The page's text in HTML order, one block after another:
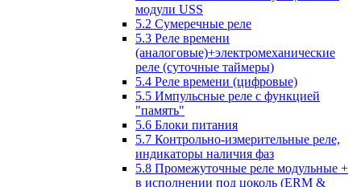
модули USS
5.2 Сумеречные реле
5.3 Реле времени
(аналоговые)+электромеханические
реле (суточные таймеры)
5.4 Реле времени (цифровые)
5.5 Импульсные реле с функцией
"память"
5.6 Блоки питания
5.7 Контрольно-измерительные реле,
индикаторы наличия фаз
5.8 Промежуточные реле модульные +
в исполнении под цоколь (ERM &